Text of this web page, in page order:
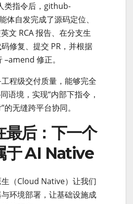
类指令后，github-
体自发完成了源码定位、
文 RCA 报告、在分支生
修复、提交 PR，并根据
–amend 修正。
程级交付质量，能够完全
语境，实现“内部下指令，
无缝跨平台协同。
最后：下一个
于 AI Native
（Cloud Native）让我们
环境部署，让基础设施成